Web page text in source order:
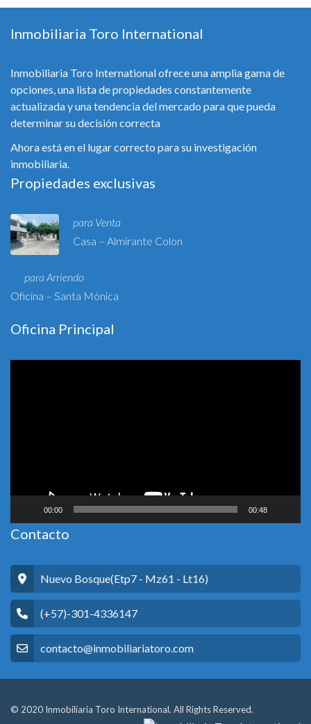
Inmobiliaria Toro International
Inmobiliaria Toro International ofrece una amplia gama de
opciones, una lista de propiedades constantemente
actualizada y una tendencia del mercado para que pueda
determinar su decisión correcta
Ahora está en el lugar correcto para su investigación
inmobiliaria.
Propiedades exclusivas
para Venta
Casa – Almirante Colon
para Arriendo
Oficina – Santa Mónica
Oficina Principal
00:00 00:48
Contacto
Nuevo Bosque(Etp7 - Mz61 - Lt16)
(+57)-301-4336147
contacto@inmobiliariatoro.com
© 2020 Inmobiliaria Toro International. All Rights Reserved.